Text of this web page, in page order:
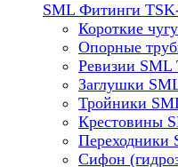
SML Фитинги
Короткие
Опорные
Ревизии SML
Заглушки
Тройники
Крестовины
Переходники
Сифон